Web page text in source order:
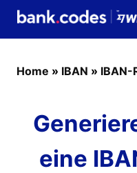
Home » IBAN » IBAN-
eine